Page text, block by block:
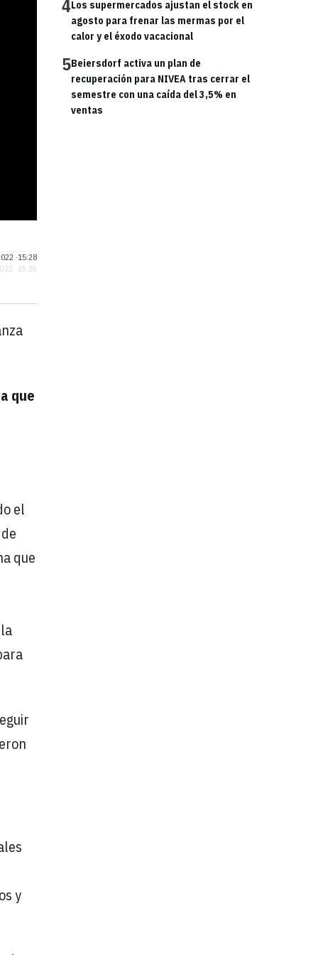
4Los supermercados ajustan el stock en
agosto para frenar las mermas por el
calor y el éxodo vacacional
5Beiersdorf activa un plan de
recuperación para NIVEA tras cerrar el
semestre con una caída del 3,5% en
ventas
·15:28
· 15:28
que
el
que
y